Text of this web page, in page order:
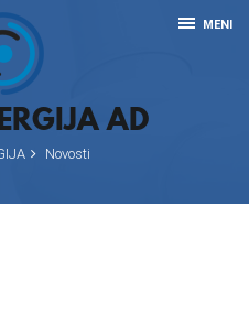
MENI
AD
Novosti